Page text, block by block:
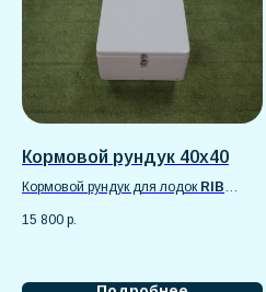
Кормовой рундук 40х40
Кормовой рундук для лодок RIB
стеклопластика, устойчивого к влаге,
15 800 р.